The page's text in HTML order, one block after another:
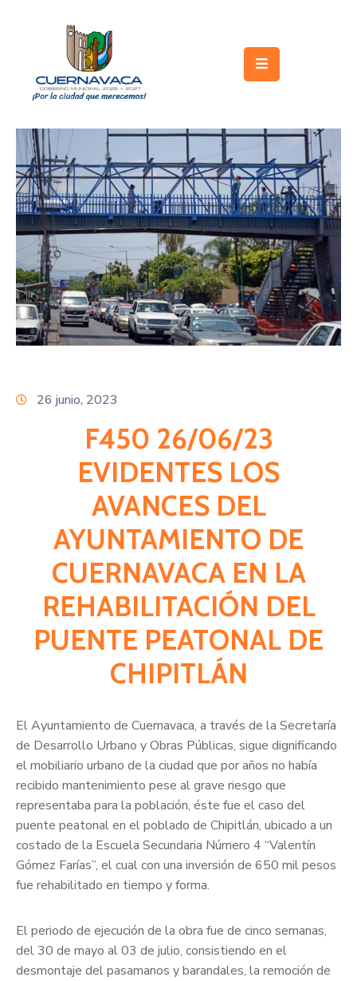
Gobierno
Turismo
Trámites
y
Servicios
Licitaciones
Transparencia
Directorio
26 junio, 2023
F450 26/06/23
EVIDENTES LOS
AVANCES DEL
AYUNTAMIENTO DE
CUERNAVACA EN LA
REHABILITACIÓN DEL
PUENTE PEATONAL DE
CHIPITLÁN
El Ayuntamiento de Cuernavaca, a través de la Secretaría
de Desarrollo Urbano y Obras Públicas, sigue dignificando
el mobiliario urbano de la ciudad que por años no había
recibido mantenimiento pese al grave riesgo que
representaba para la población, éste fue el caso del
puente peatonal en el poblado de Chipitlán, ubicado a un
costado de la Escuela Secundaria Número 4 “Valentín
Gómez Farías”, el cual con una inversión de 650 mil pesos
fue rehabilitado en tiempo y forma.
El periodo de ejecución de la obra fue de cinco semanas,
del 30 de mayo al 03 de julio, consistiendo en el
desmontaje del pasamanos y barandales, la remoción de